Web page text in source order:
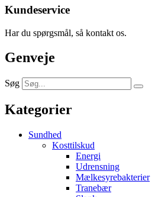
Kundeservice
Har du spørgsmål, så kontakt os.
Genveje
Søg
Kategorier
Sundhed
Kosttilskud
Energi
Udrensning
Mælkesyrebakterier
Tranebær